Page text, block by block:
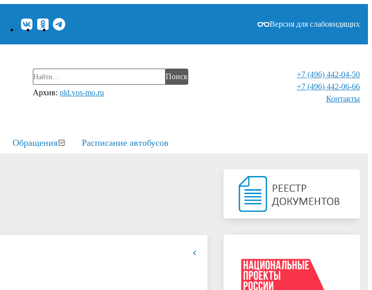
Версия для слабовидящих
Поиск
Архив: old.vos-mo.ru
+7 (496) 442-04-50
+7 (496) 442-06-66
Контакты⁠
Обращения Расписание автобусов